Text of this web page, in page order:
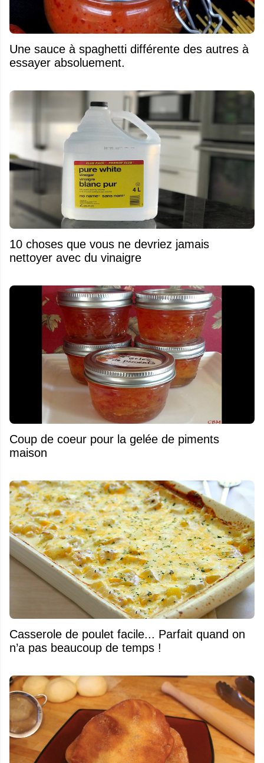
Une sauce à spaghetti différente des autres à
essayer absoluement.
10 choses que vous ne devriez jamais
nettoyer avec du vinaigre
Coup de coeur pour la gelée de piments
maison
Casserole de poulet facile... Parfait quand on
n’a pas beaucoup de temps !